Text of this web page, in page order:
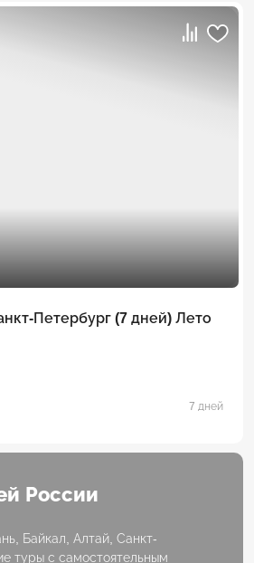
Петербург (7 дней) Лето
7 дней
России
Байкал, Алтай, Санкт-
туры с самостоятельным